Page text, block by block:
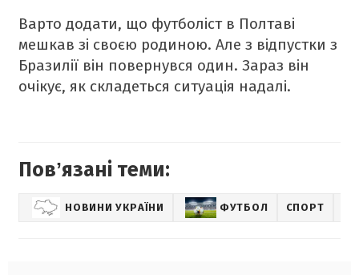
Варто додати, що футболіст в Полтаві
мешкав зі своєю родиною. Але з відпустки з
Бразилії він повернувся один. Зараз він
очікує, як складеться ситуація надалі.
Повʼязані теми:
НОВИНИ УКРАЇНИ ФУТБОЛ СПОРТ